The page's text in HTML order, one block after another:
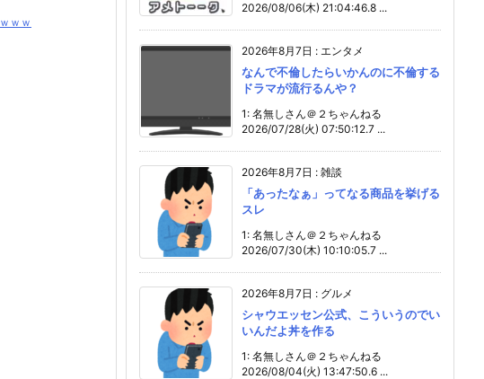
ｗｗ
2026/08/06(木) 21:04:46.8 ...
2026年8月7日 : エンタメ
なんで不倫したらいかんのに不倫する
ドラマが流行るんや？
1: 名無しさん＠２ちゃんねる
2026/07/28(火) 07:50:12.7 ...
2026年8月7日 : 雑談
「あったなぁ」ってなる商品を挙げる
スレ
1: 名無しさん＠２ちゃんねる
2026/07/30(木) 10:10:05.7 ...
2026年8月7日 : グルメ
シャウエッセン公式、こういうのでい
いんだよ丼を作る
1: 名無しさん＠２ちゃんねる
2026/08/04(火) 13:47:50.6 ...